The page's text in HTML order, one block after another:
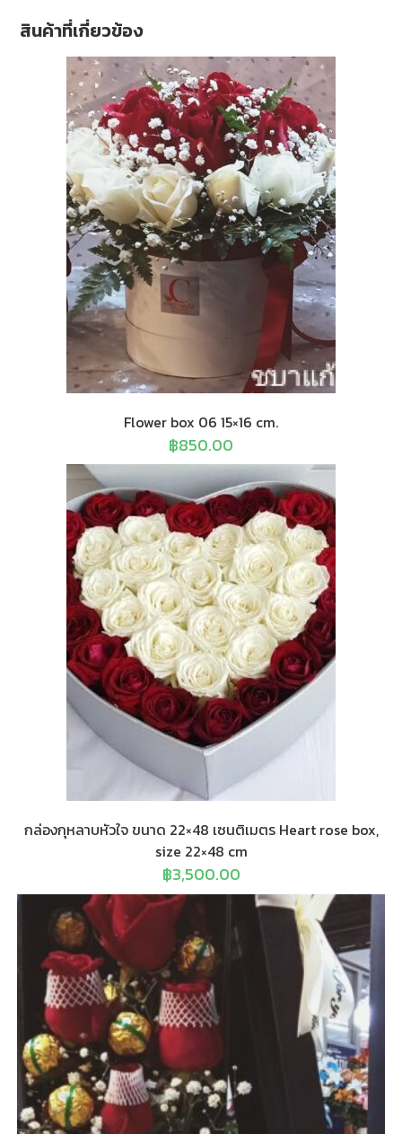
สินค้าที่เกี่ยวข้อง
Flower box 06 15×16 cm.
฿850.00
กล่องกุหลาบหัวใจ ขนาด 22×48 เซนติเมตร Heart rose box,
size 22×48 cm
฿3,500.00